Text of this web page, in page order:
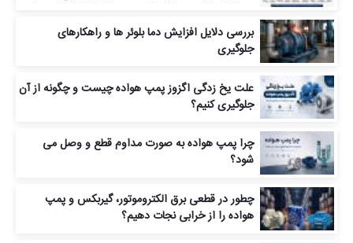
بررسی دلایل افزایش دما بلوئر ها و راهکارهای
جلوگیری
علت یخ‌ زدگی اگزوز پمپ هواده چیست و چگونه از آن
جلوگیری کنیم؟
چرا پمپ هواده به‌ صورت مداوم قطع و وصل می‌
شود؟
چطور در قطعی برق الکتروموتور، گیربکس و پمپ
هواده را از خرابی نجات دهیم؟